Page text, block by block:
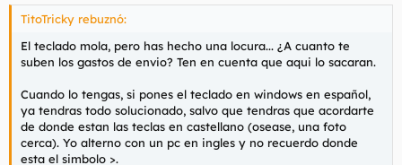
TitoTricky rebuznó:
El teclado mola, pero has hecho una locura... ¿A cuanto te
suben los gastos de envio? Ten en cuenta que aqui lo sacaran.
Cuando lo tengas, si pones el teclado en windows en español,
ya tendras todo solucionado, salvo que tendras que acordarte
de donde estan las teclas en castellano (osease, una foto
cerca). Yo alterno con un pc en ingles y no recuerdo donde
esta el simbolo >.